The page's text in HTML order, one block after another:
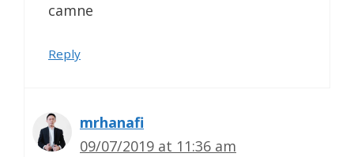
camne
Reply
mrhanafi
09/07/2019 at 11:36 am